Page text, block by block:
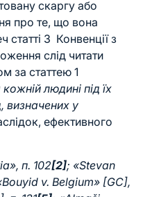
скаргу або
про те, що вона
3 Конвенції з
слід читати
за статтею 1
людині під їх
визначених у
ефективного
п. 102[2]; «Stevan
v. Belgium» [GC],